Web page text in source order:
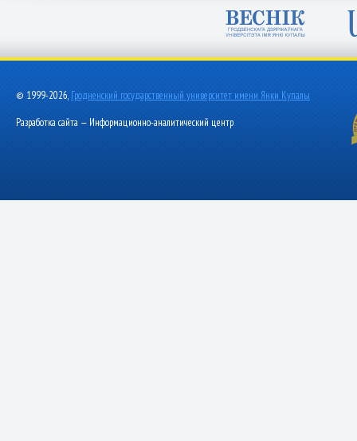
© 1999-2026, Гродненский государственный университет имени Янки Купалы
Разработка сайта — Информационно-аналитический центр